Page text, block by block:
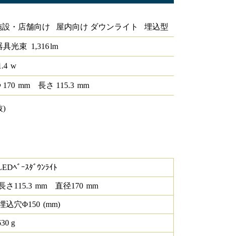
設・店舗向け 屋内向け ダウンライト 埋込型
具光束 1,316lm
w
170 mm 長さ 115.3 mm
)
ﾍﾞｰｽﾀﾞｳﾝﾗｲﾄ
さ 115.3 mm 直径170 mm
込穴Φ150 (mm)
g